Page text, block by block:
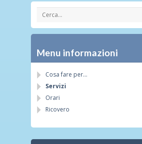
Menu informazioni
Cosa fare per…
Servizi
Orari
Ricovero